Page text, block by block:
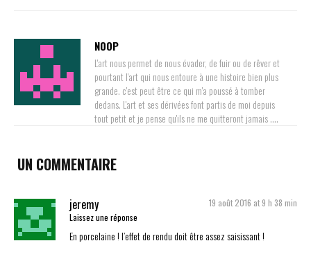
NOOP
L'art nous permet de nous évader, de fuir ou de rêver et
pourtant l'art qui nous entoure à une histoire bien plus
grande. c'est peut être ce qui m'a poussé à tomber
dedans. L'art et ses dérivées font partis de moi depuis
tout petit et je pense qu'ils ne me quitteront jamais ....
UN COMMENTAIRE
jeremy
19 août 2016 at 9 h 38 min
Laissez une réponse
En porcelaine ! l’effet de rendu doit être assez saisissant !